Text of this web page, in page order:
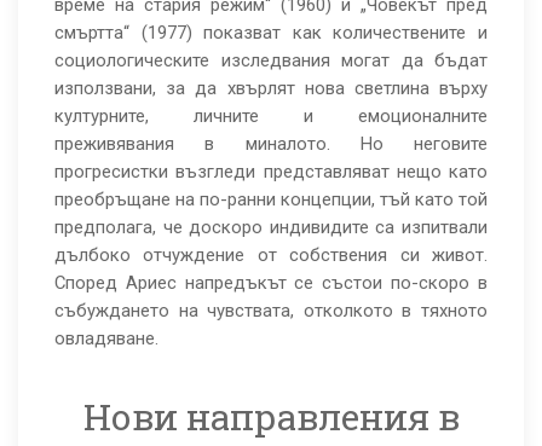
време на стария режим“ (1960) и „Човекът пред
смъртта“ (1977) показват как количествените и
социологическите изследвания могат да бъдат
използвани, за да хвърлят нова светлина върху
културните, личните и емоционалните
преживявания в миналото. Но неговите
прогресистки възгледи представляват нещо като
преобръщане на по-ранни концепции, тъй като той
предполага, че доскоро индивидите са изпитвали
дълбоко отчуждение от собствения си живот.
Според Ариес напредъкът се състои по-скоро в
събуждането на чувствата, отколкото в тяхното
овладяване.
Нови направления в